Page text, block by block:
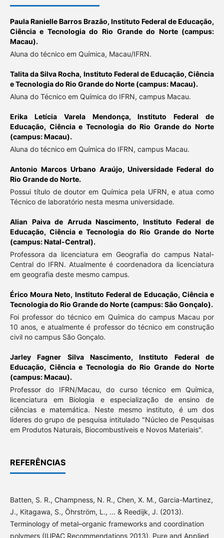
Paula Ranielle Barros Brazão,Instituto Federal de Educação,
Ciência e Tecnologia do Rio Grande do Norte (campus:
Macau).
Aluna do técnico em Química, Macau/IFRN.
Talita da Silva Rocha, Instituto Federal de Educação, Ciência
e Tecnologia do Rio Grande do Norte (campus: Macau).
Aluna do Técnico em Química do IFRN, campus Macau.
Erika Letícia Varela Mendonça,Instituto Federal de
Educação, Ciência e Tecnologia do Rio Grande do Norte
(campus: Macau).
Aluna do técnico em Química do IFRN, campus Macau.
Antonio Marcos Urbano Araújo,Universidade Federal do
Rio Grande do Norte.
Possui título de doutor em Química pela UFRN, e atua como
Técnico de laboratório nesta mesma universidade.
Alian Paiva de Arruda Nascimento, Instituto Federal de
Educação, Ciência e Tecnologia do Rio Grande do Norte
(campus: Natal-Central).
Professora da licenciatura em Geografia do campus Natal-
Central do IFRN. Atualmente é coordenadora da licenciatura
em geografia deste mesmo campus.
Érico Moura Neto, Instituto Federal de Educação, Ciência e
Tecnologia do Rio Grande do Norte (campus: São Gonçalo).
Foi professor do técnico em Química do campus Macau por
10 anos, e atualmente é professor do técnico em construção
civil no campus São Gonçalo.
Jarley Fagner Silva Nascimento,Instituto Federal de
Educação, Ciência e Tecnologia do Rio Grande do Norte
(campus: Macau).
Professor do IFRN/Macau, do curso técnico em Química,
licenciatura em Biologia e especialização de ensino de
ciências e matemática. Neste mesmo instituto, é um dos
líderes do grupo de pesquisa intitulado "Núcleo de Pesquisas
em Produtos Naturais, Biocombustíveis e Novos Materiais".
REFERÊNCIAS
Batten, S. R., Champness, N. R., Chen, X. M., Garcia-Martinez,
J., Kitagawa, S., Öhrström, L., ... & Reedijk, J. (2013).
Terminology of metal–organic frameworks and coordination
polymers (IUPAC Recommendations 2013). Pure and Applied